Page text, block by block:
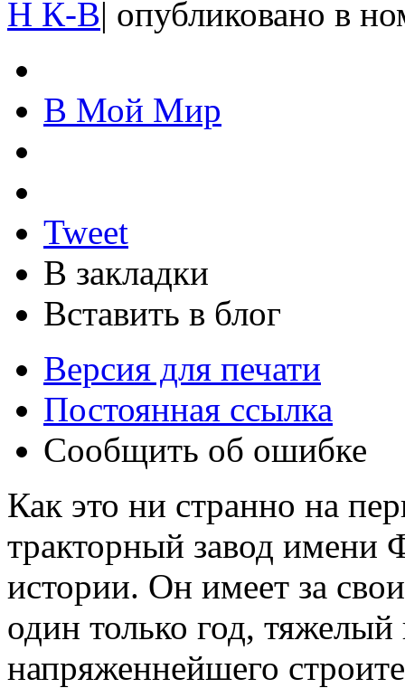
Н К-В| опубликовано в
В Мой Мир
Tweet
В закладки
Вставить в блог
Версия для печати
Постоянная ссылка
Сообщить об ошибке
Как это ни странно на
тракторный завод имени
истории. Он имеет за
один только год, тяжелый
напряженнейшего